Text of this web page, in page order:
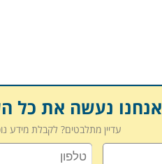
אנחנו נעשה את כל
עדיין מתלבטים? לקבלת מידע